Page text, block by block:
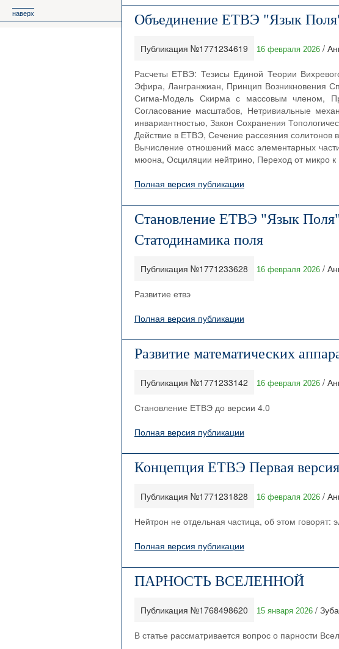
наверх
Объединение ЕТВЭ "Язык
Публикация №1771234619 16 февраля 2026 /
Расчеты ЕТВЭ: Тезисы Единой Теории
Эфира, Лангранжиан, Принцип Возникновения
Сигма-Модель Скирма с массовым членом,
Согласование масштабов, Нетривиальные
инвариантностью, Закон Сохранения
Действие в ЕТВЭ, Сечение рассеяния
Вычисление отношений масс элементарных
мюона, Осциляции нейтрино, Переход от микро к
Полная версия публикации
Становление ЕТВЭ "Язык Поля"
Статодинамика поля
Публикация №1771233628 16 февраля 2026 /
Развитие етвэ
Полная версия публикации
Развитие математических
Публикация №1771233142 16 февраля 2026 /
Становление ЕТВЭ до версии 4.0
Полная версия публикации
Концепция ЕТВЭ Первая
Публикация №1771231828 16 февраля 2026 /
Нейтрон не отдельная частица, об этом говорят:
Полная версия публикации
ПАРНОСТЬ ВСЕЛЕННОЙ
Публикация №1768498620 15 января 2026 /
В статье рассматривается вопрос о парности